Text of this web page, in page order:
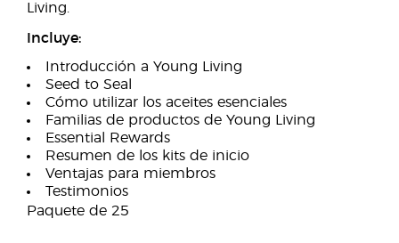
Living.
Incluye:
Introducción a Young Living
Seed to Seal
Cómo utilizar los aceites esenciales
Familias de productos de Young Living
Essential Rewards
Resumen de los kits de inicio
Ventajas para miembros
Testimonios
Paquete de 25